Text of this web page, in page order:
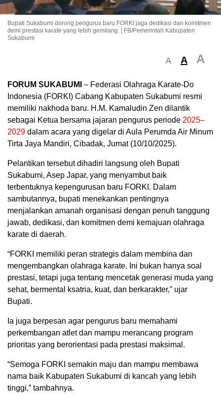
Bupati Sukabumi dorong pengurus baru FORKI jaga dedikasi dan komitmen
demi prestasi karate yang lebih gemilang. | FB/Pemerintah Kabupaten
Sukabumi
A A A
FORUM SUKABUMI – Federasi Olahraga Karate-Do
Indonesia (FORKI) Cabang Kabupaten Sukabumi resmi
memiliki nakhoda baru. H.M. Kamaludin Zen dilantik
sebagai Ketua bersama jajaran pengurus periode 2025–
2029 dalam acara yang digelar di Aula Perumda Air Minum
Tirta Jaya Mandiri, Cibadak, Jumat (10/10/2025).
Pelantikan tersebut dihadiri langsung oleh Bupati
Sukabumi, Asep Japar, yang menyambut baik
terbentuknya kepengurusan baru FORKI. Dalam
sambutannya, bupati menekankan pentingnya
menjalankan amanah organisasi dengan penuh tanggung
jawab, dedikasi, dan komitmen demi kemajuan olahraga
karate di daerah.
“FORKI memiliki peran strategis dalam membina dan
mengembangkan olahraga karate. Ini bukan hanya soal
prestasi, tetapi juga tentang mencetak generasi muda yang
sehat, bermental ksatria, kuat, dan berkarakter,” ujar
Bupati.
Ia juga berpesan agar pengurus baru memahami
perkembangan atlet dan mampu merancang program
prioritas yang berorientasi pada prestasi maksimal.
“Semoga FORKI semakin maju dan mampu membawa
nama baik Kabupaten Sukabumi di kancah yang lebih
tinggi,” tambahnya.